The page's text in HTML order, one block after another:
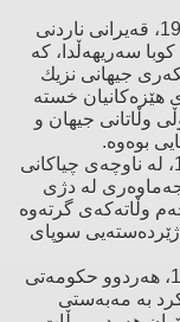
- ڕۆژی 14ی تشرینی یەكەمی ساڵی 1962، قەیرانی ناردنی
سەریهەڵدا، كە
جیهانی نزیك
هێزەكانیان خستە
وڵاتانی جیهان ‌و
بوەوە.
- ڕۆژی 14ی تشرینی یەكەمی ساڵی 1963، لە ناوچەی چیاكانی
لە دژی
وڵاتەكەی گرتەوە
سوپای
- ڕۆژی 14ی تشرینی یەكەمی ساڵی 1963، هەردوو حكومەتی
بە مەبەستی